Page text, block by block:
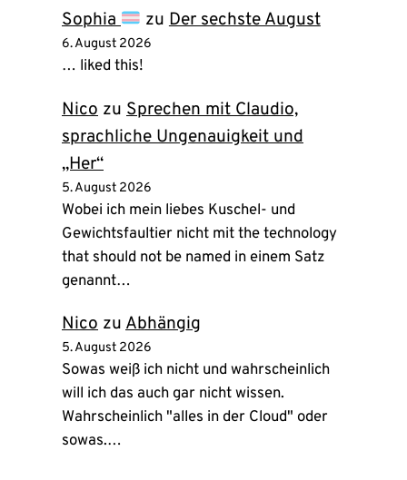
Sophia zuDer sechste August
6. August 2026
… liked this!
Nico zu Sprechen mit Claudio,
sprachliche Ungenauigkeit und
„Her“
5. August 2026
Wobei ich mein liebes Kuschel- und
Gewichtsfaultier nicht mit the technology
that should not be named in einem Satz
genannt…
Nico zu Abhängig
5. August 2026
Sowas weiß ich nicht und wahrscheinlich
will ich das auch gar nicht wissen.
Wahrscheinlich "alles in der Cloud" oder
sowas.…